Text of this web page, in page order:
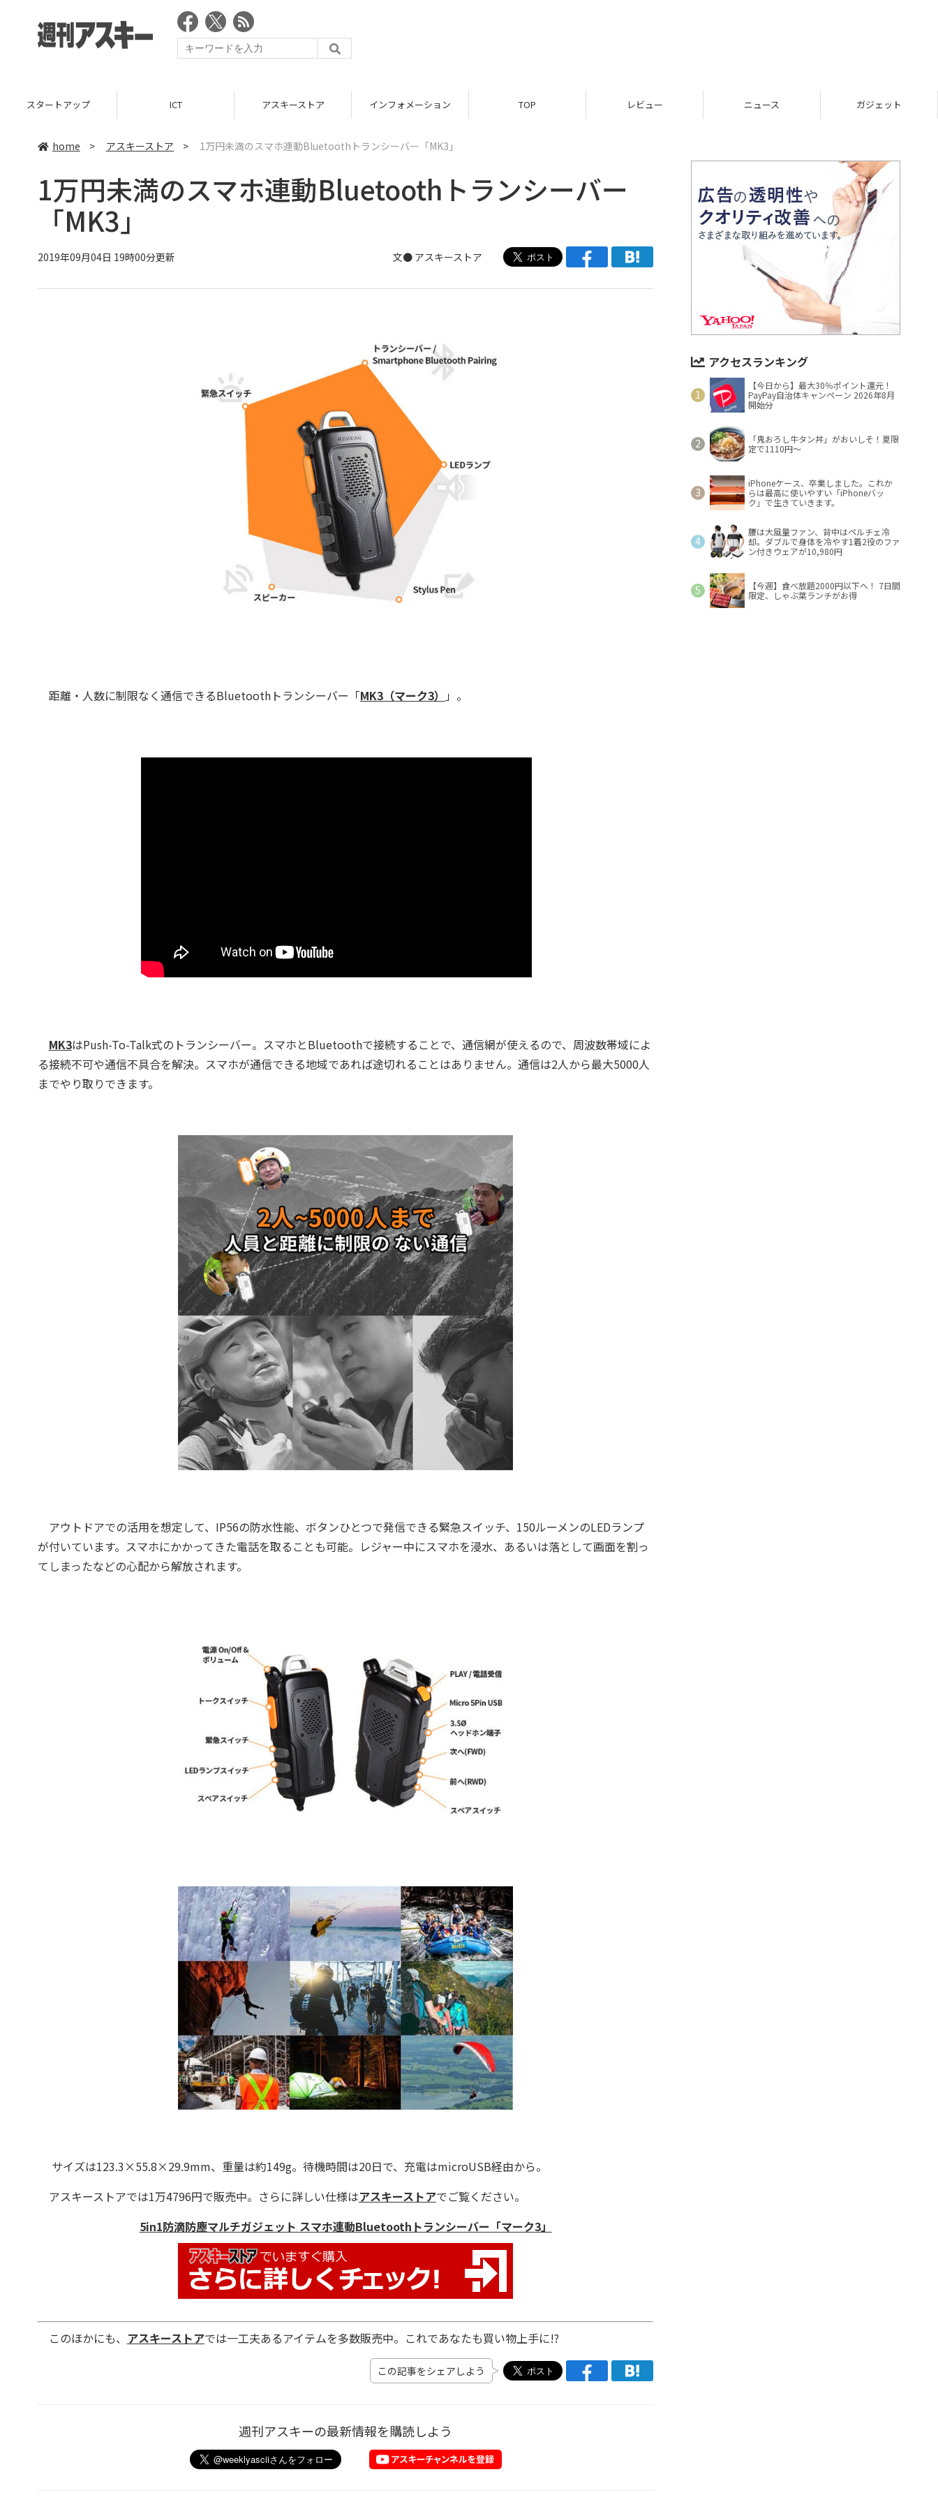
スタートアップ ICT アスキーストア インフォメーション TOP レビュー ニュース ガジェット
home > アスキーストア > 1万円未満のスマホ連動Bluetoothトランシーバー「MK3」
1万円未満のスマホ連動Bluetoothトランシーバー
「MK3」
2019年09月04日 19時00分更新 文● アスキーストア
距離・人数に制限なく通信できるBluetoothトランシーバー「MK3（マーク3） 」。
MK3はPush-To-Talk式のトランシーバー。スマホとBluetoothで接続することで、通信網が使えるので、周波数帯域によ
る接続不可や通信不具合を解決。スマホが通信できる地域であれば途切れることはありません。通信は2人から最大5000人
までやり取りできます。
アウトドアでの活用を想定して、IP56の防水性能、ボタンひとつで発信できる緊急スイッチ、150ルーメンのLEDランプ
が付いています。スマホにかかってきた電話を取ることも可能。レジャー中にスマホを浸水、あるいは落として画面を割っ
てしまったなどの心配から解放されます。
サイズは123.3×55.8×29.9mm、重量は約149g。待機時間は20日で、充電はmicroUSB経由から。
アスキーストアでは1万4796円で販売中。さらに詳しい仕様はアスキーストアでご覧ください。
5in1防滴防塵マルチガジェット スマホ連動Bluetoothトランシーバー「マーク3」
このほかにも、 アスキーストアでは一工夫あるアイテムを多数販売中。これであなたも買い物上手に!?
この記事をシェアしよう
週刊アスキーの最新情報を購読しよう
アクセスランキング
【今日から】最大30％ポイント還元！
PayPay自治体キャンペーン 2026年8月
開始分
「鬼おろし牛タン丼」がおいしそ！夏限
定で1110円～
iPhoneケース、卒業しました。これか
らは最高に使いやすい「iPhoneバッ
ク」で生きていきます。
腰は大風量ファン、背中はペルチェ冷
却。ダブルで身体を冷やす1着2役のファ
ン付きウェアが10,980円
【今週】食べ放題2000円以下へ！ 7日間
限定、しゃぶ葉ランチがお得